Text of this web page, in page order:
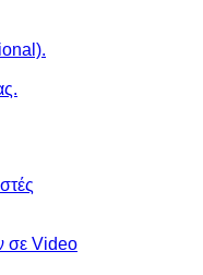
σε Video